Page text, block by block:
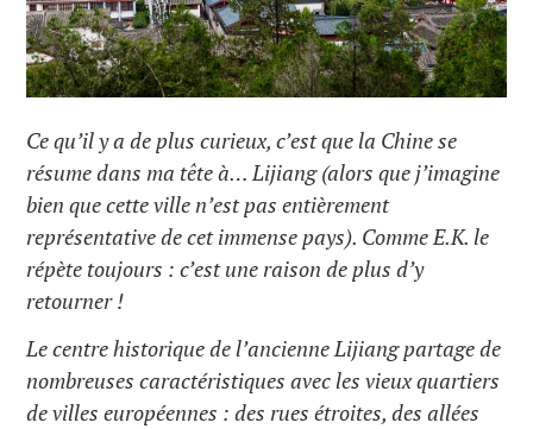
Ce qu’il y a de plus curieux, c’est que la Chine se
résume dans ma tête à… Lijiang (alors que j’imagine
bien que cette ville n’est pas entièrement
représentative de cet immense pays). Comme E.K. le
répète toujours : c’est une raison de plus d’y
retourner !
Le centre historique de l’ancienne Lijiang partage de
nombreuses caractéristiques avec les vieux quartiers
de villes européennes : des rues étroites, des allées